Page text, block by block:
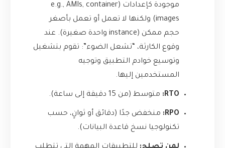
موجودة كإعدادات (e.g., AMIs, container
images) ولكنها لا تعمل أو تعمل بأصغر
حجم ممكن (instance واحدة صغيرة). عند
وقوع الكارثة، “تشعل الضوء”: تقوم بتشغيل
وتوسيع خوادم التطبيق وتوجيه
المستخدمين إليها.
RTO: متوسط (من 15 دقيقة إلى ساعة).
RPO:
منخفض جدًا (دقائق أو ثوانٍ، حسب
تكنولوجيا نسخ قاعدة البيانات).